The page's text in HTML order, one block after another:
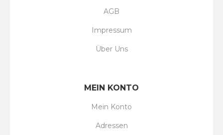
AGB
Impressum
Über Uns
MEIN KONTO
Mein Konto
Adressen